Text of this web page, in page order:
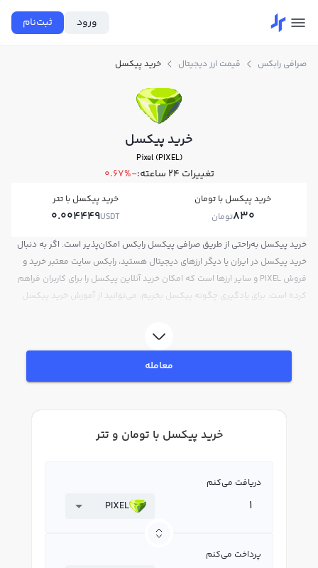
ورود ثبت‌نام
صرافی رابکس قیمت ارز دیجیتال خرید پیکسل
خرید پیکسل
Pixel (PIXEL)
تغییرات ۲۴ ساعته: -0.67%
خرید پیکسل با تومان
830تومان
خرید پیکسل با تتر
0.004449USDT
خرید پیکسل به‌راحتی از طریق صرافی پیکسل رابکس امکان‌پذیر است. اگر به دنبال
خرید پیکسل در ایران یا دیگر ارزهای دیجیتال هستید، رابکس سایت معتبر خرید و
فروش PIXEL و سایر ارزها است که امکان خرید آنلاین پیکسل را برای کاربران فراهم
کرده است. برای یادگیری چگونه پیکسل بخریم، می‌توانید از آموزش خرید پیکسل
بپردازید. در بازار رابکس، قیمت لحظه‌ای، نمودار و امکانات فروش پیکسل نیز در
دسترس شما قرار دارد تا بتوانید تصمیمات بهتری در معاملات خود بگیرید.
معامله
خرید پیکسل با تومان و تتر
دریافت می‌کنم
PIXEL
پرداخت می‌کنم